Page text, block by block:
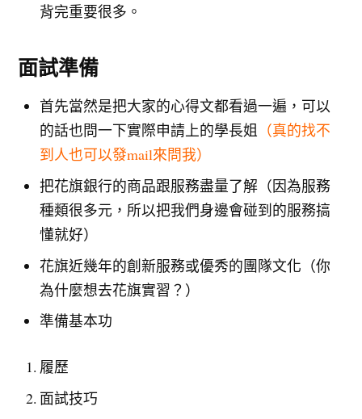
背完重要很多。
面試準備
首先當然是把大家的心得文都看過一遍，可以
的話也問一下實際申請上的學長姐 （真的找不
到人也可以發mail來問我）
把花旗銀行的商品跟服務盡量了解（因為服務
種類很多元，所以把我們身邊會碰到的服務搞
懂就好）
花旗近幾年的創新服務或優秀的團隊文化（你
為什麼想去花旗實習？）
準備基本功
履歷
面試技巧